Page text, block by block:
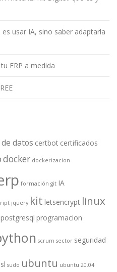
usar IA, sino saber adaptarla
ERP a medida
datos certbot certificados
docker dockerizacion
formación git IA
jquery kit letsencrypt linux
postgresql programacion
scrum sector seguridad
sudo ubuntu ubuntu 20.04